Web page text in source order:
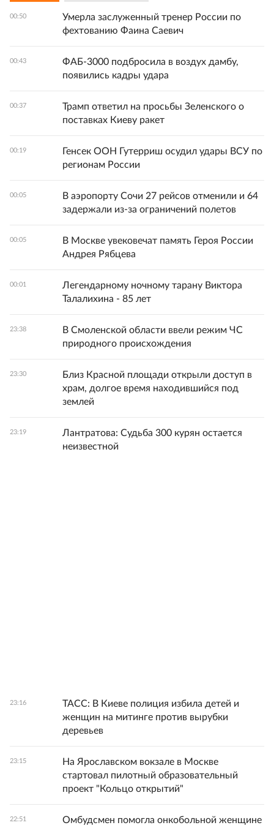
00:50
Умерла заслуженный тренер России по
фехтованию Фаина Саевич
00:43
ФАБ-3000 подбросила в воздух дамбу,
появились кадры удара
00:37
Трамп ответил на просьбы Зеленского о
поставках Киеву ракет
00:19
Генсек ООН Гутерриш осудил удары ВСУ по
регионам России
00:05
В аэропорту Сочи 27 рейсов отменили и 64
задержали из-за ограничений полетов
00:05
В Москве увековечат память Героя России
Андрея Рябцева
00:01
Легендарному ночному тарану Виктора
Талалихина - 85 лет
23:38
В Смоленской области ввели режим ЧС
природного происхождения
23:30
Близ Красной площади открыли доступ в
храм, долгое время находившийся под
землей
23:19
Лантратова: Судьба 300 курян остается
неизвестной
23:16
ТАСС: В Киеве полиция избила детей и
женщин на митинге против вырубки
деревьев
23:15
На Ярославском вокзале в Москве
стартовал пилотный образовательный
проект "Кольцо открытий"
22:51
Омбудсмен помогла онкобольной женщине